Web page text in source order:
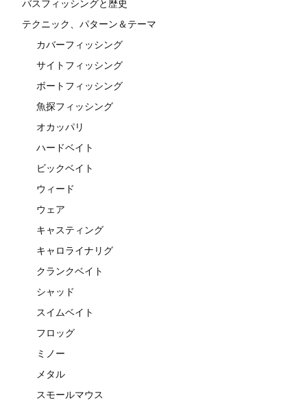
バスフィッシングと歴史
テクニック、パターン＆テーマ
カバーフィッシング
サイトフィッシング
ボートフィッシング
魚探フィッシング
オカッパリ
ハードベイト
ビックベイト
ウィード
ウェア
キャスティング
キャロライナリグ
クランクベイト
シャッド
スイムベイト
フロッグ
ミノー
メタル
スモールマウス